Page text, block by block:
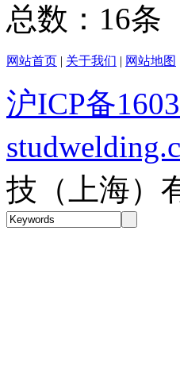
总数：16条
网站首页 | 关于我们 | 网站地图
沪ICP备
技（上海）